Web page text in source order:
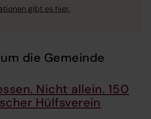
gibt es hier.
die Gemeinde
Nicht allein. 150
Hülfsverein